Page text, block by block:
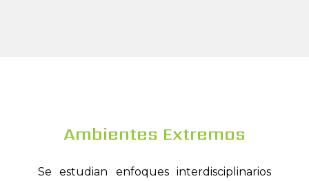
Ambientes Extremos
Se estudian enfoques interdisciplinarios